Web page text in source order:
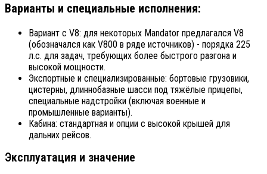
Варианты и специальные исполнения:
Вариант с V8: для некоторых Mandator предлагался V8
(обозначался как V800 в ряде источников) - порядка 225
л.с. для задач, требующих более быстрого разгона и
высокой мощности.
Экспортные и специализированные: бортовые грузовики,
цистерны, длиннобазные шасси под тяжёлые прицепы,
специальные надстройки (включая военные и
промышленные варианты).
Кабина: стандартная и опции с высокой крышей для
дальних рейсов.
Эксплуатация и значение